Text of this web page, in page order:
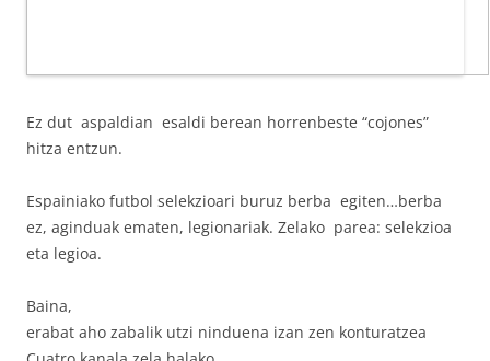
Ez dut aspaldian esaldi berean horrenbeste “cojones”
hitza entzun.
Espainiako futbol selekzioari buruz berba egiten…berba
ez, aginduak ematen, legionariak. Zelako parea: selekzioa
eta legioa.
Baina,
erabat aho zabalik utzi ninduena izan zen konturatzea